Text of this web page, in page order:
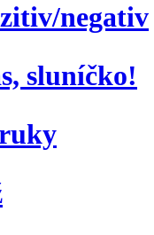
negativ
sluníčko!